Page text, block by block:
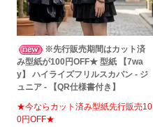
※先行販売期間はカット済
み型紙が100円OFF★ 型紙 【7wa
y】 ハイライズフリルスカパン - ジ
ュニア - 【QR仕様書付き】
★今ならカット済み型紙先行販売10
0円OFF★